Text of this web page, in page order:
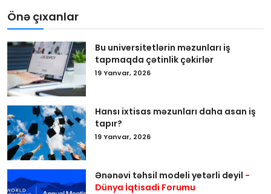
Önə çıxanlar
Bu universitetlərin məzunları iş
tapmaqda çətinlik çəkirlər
19 Yanvar, 2026
Hansı ixtisas məzunları daha asan iş
tapır?
19 Yanvar, 2026
Ənənəvi təhsil modeli yetərli deyil -
Dünya İqtisadi Forumu